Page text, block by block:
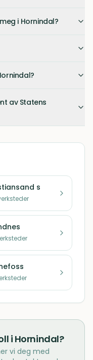
i Hornindal?
av Statens
s
i Hornindal?
vi deg med